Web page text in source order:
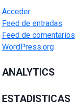
Acceder
Feed de entradas
Feed de comentarios
WordPress.org
ANALYTICS
ESTADISTICAS